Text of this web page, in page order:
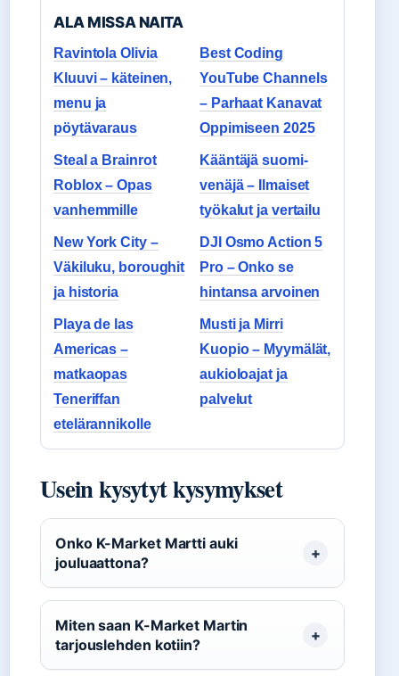
ALA MISSA NAITA
Ravintola Olivia
Kluuvi – käteinen,
menu ja
pöytävaraus
Best Coding
YouTube Channels
– Parhaat Kanavat
Oppimiseen 2025
Steal a Brainrot
Roblox – Opas
vanhemmille
Kääntäjä suomi-
venäjä – Ilmaiset
työkalut ja vertailu
New York City –
Väkiluku, boroughit
ja historia
DJI Osmo Action 5
Pro – Onko se
hintansa arvoinen
Playa de las
Americas –
matkaopas
Teneriffan
etelärannikolle
Musti ja Mirri
Kuopio – Myymälät,
aukioloajat ja
palvelut
Usein kysytyt kysymykset
Onko K-Market Martti auki
jouluaattona?
Miten saan K-Market Martin
tarjouslehden kotiin?